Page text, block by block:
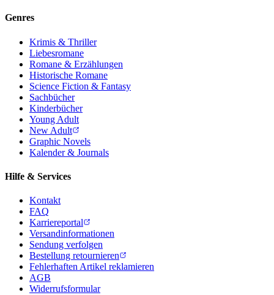
Genres
Krimis & Thriller
Liebesromane
Romane & Erzählungen
Historische Romane
Science Fiction & Fantasy
Sachbücher
Kinderbücher
Young Adult
New Adult
Graphic Novels
Kalender & Journals
Hilfe & Services
Kontakt
FAQ
Karriereportal
Versandinformationen
Sendung verfolgen
Bestellung retournieren
Fehlerhaften Artikel reklamieren
AGB
Widerrufsformular